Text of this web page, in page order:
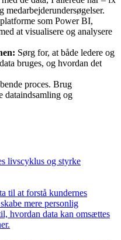
som Power BI,
at visualisere og analysere
Sørg for, at både ledere og
bruges, og hvordan det
proces. Brug
dataindsamling og
livscyklus og styrke
til at forstå kundernes
mere personlig
hvordan data kan omsættes